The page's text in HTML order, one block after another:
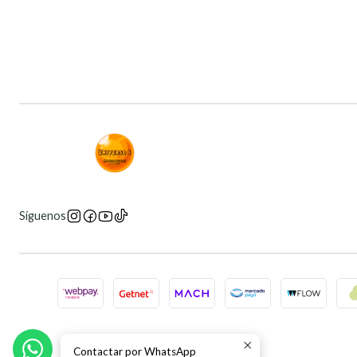
Síguenos
Contactar por WhatsApp